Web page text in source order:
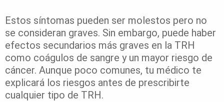
Estos síntomas pueden ser molestos pero no
se consideran graves. Sin embargo, puede haber
efectos secundarios más graves en la TRH
como coágulos de sangre y un mayor riesgo de
cáncer. Aunque poco comunes, tu médico te
explicará los riesgos antes de prescribirte
cualquier tipo de TRH.